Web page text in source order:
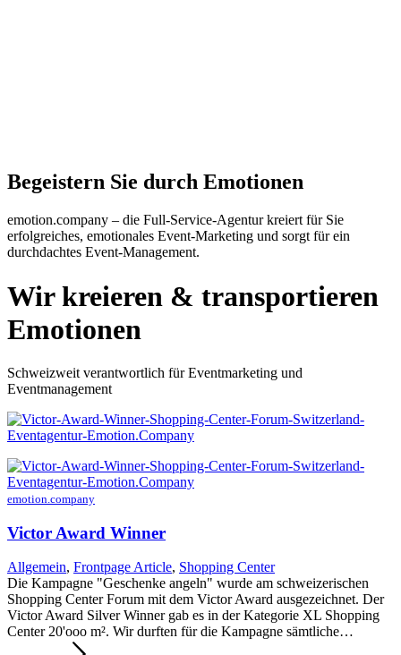
Begeistern Sie durch Emotionen
emotion.company – die Full-Service-Agentur kreiert für Sie
erfolgreiches, emotionales Event-Marketing und sorgt für ein
durchdachtes Event-Management.
Wir kreieren & transportieren
Emotionen
Schweizweit verantwortlich für Eventmarketing und
Eventmanagement
emotion.company
Victor Award Winner
Allgemein, Frontpage Article, Shopping Center
Die Kampagne "Geschenke angeln" wurde am schweizerischen
Shopping Center Forum mit dem Victor Award ausgezeichnet. Der
Victor Award Silver Winner gab es in der Kategorie XL Shopping
Center 20'ooo m². Wir durften für die Kampagne sämtliche…